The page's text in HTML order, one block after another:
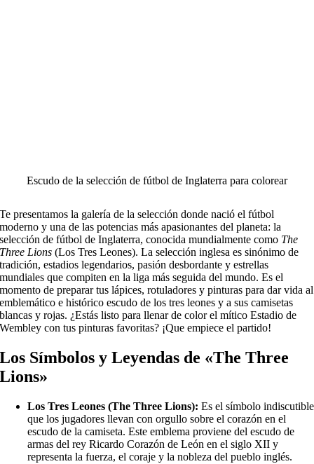
Escudo de la selección de fútbol de Inglaterra para colorear
Te presentamos la galería de la selección donde nació el fútbol
moderno y una de las potencias más apasionantes del planeta: la
selección de fútbol de Inglaterra, conocida mundialmente como The
Three Lions (Los Tres Leones). La selección inglesa es sinónimo de
tradición, estadios legendarios, pasión desbordante y estrellas
mundiales que compiten en la liga más seguida del mundo. Es el
momento de preparar tus lápices, rotuladores y pinturas para dar vida al
emblemático e histórico escudo de los tres leones y a sus camisetas
blancas y rojas. ¿Estás listo para llenar de color el mítico Estadio de
Wembley con tus pinturas favoritas? ¡Que empiece el partido!
Los Símbolos y Leyendas de «The Three
Lions»
Los Tres Leones (The Three Lions): Es el símbolo indiscutible
que los jugadores llevan con orgullo sobre el corazón en el
escudo de la camiseta. Este emblema proviene del escudo de
armas del rey Ricardo Corazón de León en el siglo XII y
representa la fuerza, el coraje y la nobleza del pueblo inglés.